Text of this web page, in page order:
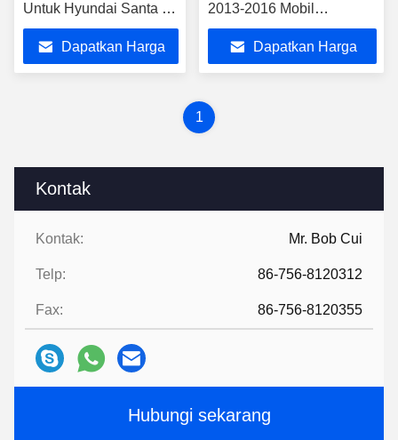
Kontak
Kontak: Mr. Bob Cui
Telp: 86-756-8120312
Fax: 86-756-8120355
Hubungi sekarang
Untuk Hyundai Santa Fe
3 IX45 2013-2016
Android Car Stereo
Dapatkan Harga
2013-2016 Mobil
Multimedia Stereo
Dapatkan Harga
1